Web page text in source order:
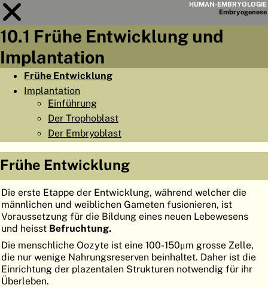
HUMAN-EMBRYOLOGIE
Embryogenese
Modul
KAPITELLISTE
◀SEITE▶
HOME
EMBRYO
GENESE
ORGANO GENESE
10.1 Frühe Entwicklung und
Implantation
Frühe Entwicklung
Implantation
Einführung
Der Trophoblast
Der Embryoblast
Frühe Entwicklung
Die erste Etappe der Entwicklung, während welcher die
männlichen und weiblichen Gameten fusionieren, ist
Voraussetzung für die Bildung eines neuen Lebewesens
und heisst Befruchtung.
Die menschliche Oozyte ist eine 100-150μm grosse Zelle,
die nur wenige Nahrungsreserven beinhaltet. Daher ist die
Einrichtung der plazentalen Strukturen notwendig für ihr
Überleben.